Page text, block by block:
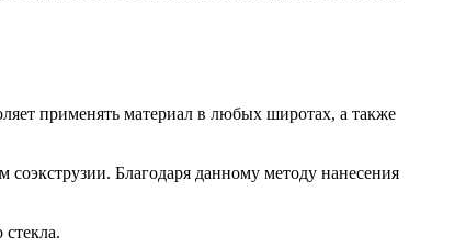
применять материал в любых широтах, а также
Благодаря данному методу нанесения